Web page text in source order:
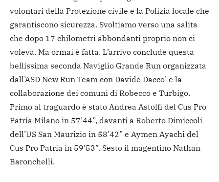
volontari della Protezione civile e la Polizia locale che
garantiscono sicurezza. Svoltiamo verso una salita
che dopo 17 chilometri abbondanti proprio non ci
voleva. Ma ormai è fatta. L’arrivo conclude questa
bellissima seconda Naviglio Grande Run organizzata
dall’ASD New Run Team con Davide Dacco’ e la
collaborazione dei comuni di Robecco e Turbigo.
Primo al traguardo è stato Andrea Astolfi del Cus Pro
Patria Milano in 57’44”, davanti a Roberto Dimiccoli
dell’US San Maurizio in 58’42” e Aymen Ayachi del
Cus Pro Patria in 59’53”. Sesto il magentino Nathan
Baronchelli.